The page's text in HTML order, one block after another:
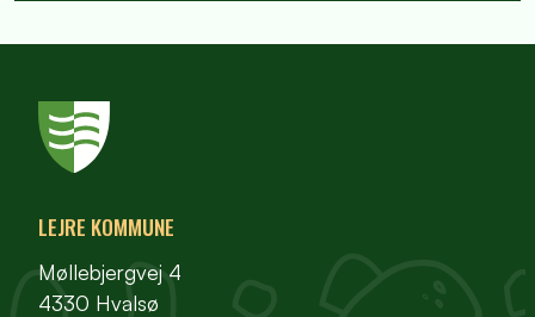
LEJRE KOMMUNE
Møllebjergvej 4
4330 Hvalsø